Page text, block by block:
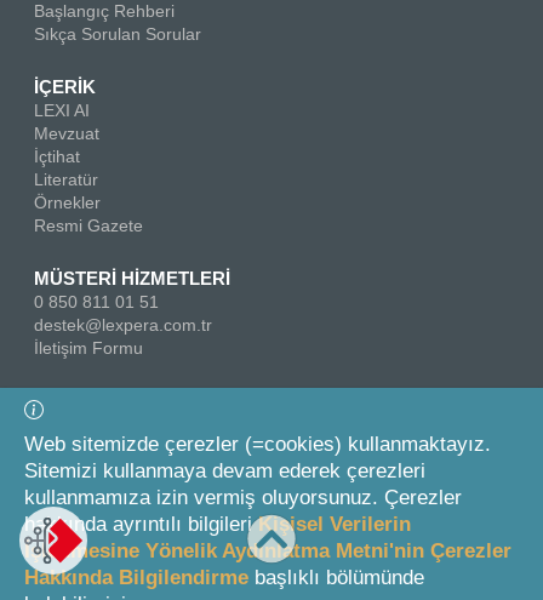
Başlangıç Rehberi
Sıkça Sorulan Sorular
İÇERİK
LEXI AI
Mevzuat
İçtihat
Literatür
Örnekler
Resmi Gazete
MÜSTERİ HİZMETLERİ
0 850 811 01 51
destek@lexpera.com.tr
İletişim Formu
Bizi Takip Edin
© 2026 On İki Levha Yayıncılık A.Ş.
Web sitemizde çerezler (=cookies) kullanmaktayız.
Sitemizi kullanmaya devam ederek çerezleri
kullanmamıza izin vermiş oluyorsunuz. Çerezler
hakkında ayrıntılı bilgileriKişisel Verilerin
İşlenmesine Yönelik Aydınlatma Metni'nin Çerezler
Hakkında Bilgilendirme başlıklı bölümünde